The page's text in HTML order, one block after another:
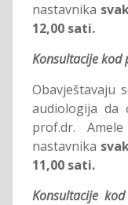
nastavnika
12,00 sati.
Konsultacije kod
Obavještavaju
audiologija da
prof.dr.
nastavnika
11,00 sati.
Konsultacije